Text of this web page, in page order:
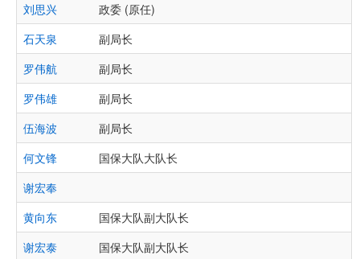
刘思兴
政委 (原任)
石天泉
副局长
罗伟航
副局长
罗伟雄
副局长
伍海波
副局长
何文锋
国保大队大队长
谢宏奉
黄向东
国保大队副大队长
谢宏泰
国保大队副大队长